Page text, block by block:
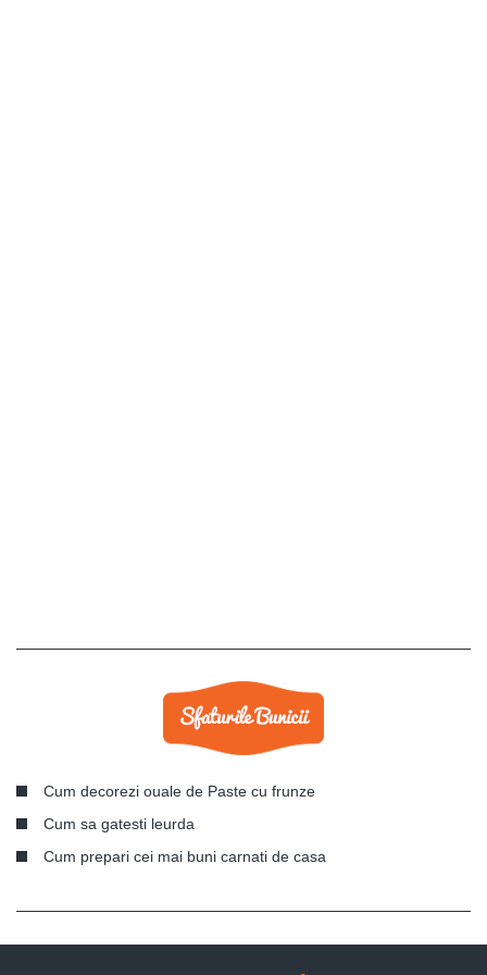
Cum decorezi ouale de Paste cu frunze
Cum sa gatesti leurda
Cum prepari cei mai buni carnati de casa